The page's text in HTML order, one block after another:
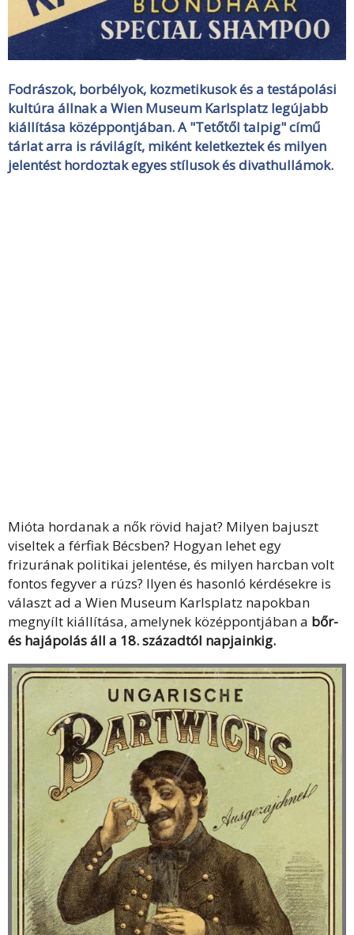
Fodrászok, borbélyok, kozmetikusok és a testápolási
kultúra állnak a Wien Museum Karlsplatz legújabb
kiállítása középpontjában. A "Tetőtől talpig" című
tárlat arra is rávilágít, miként keletkeztek és milyen
jelentést hordoztak egyes stílusok és divathullámok.
Mióta hordanak a nők rövid hajat? Milyen bajuszt
viseltek a férfiak Bécsben? Hogyan lehet egy
frizurának politikai jelentése, és milyen harcban volt
fontos fegyver a rúzs? Ilyen és hasonló kérdésekre is
választ ad a Wien Museum Karlsplatz napokban
megnyílt kiállítása, amelynek középpontjában a bőr-
és hajápolás áll a 18. századtól napjainkig.